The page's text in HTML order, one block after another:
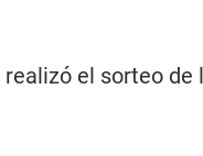
el sorteo